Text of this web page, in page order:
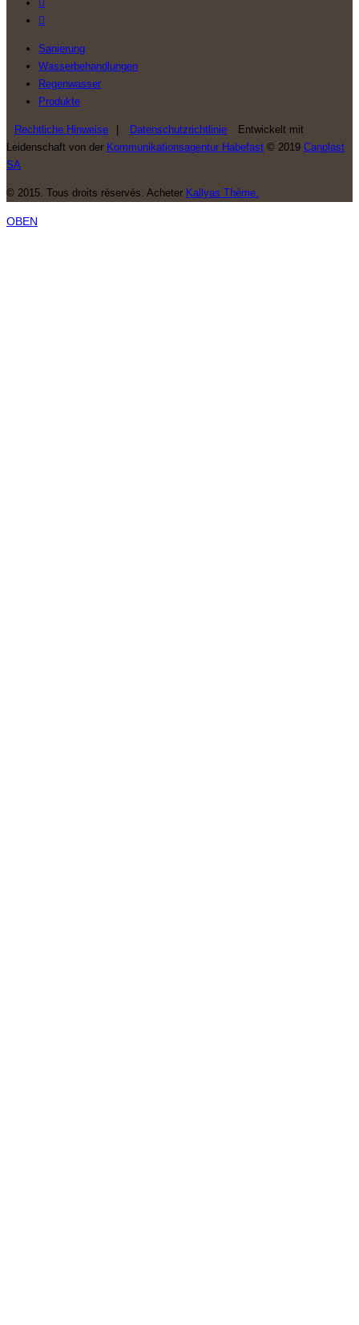
Sanierung
Wasserbehandlungen
Regenwasser
Produkte
Rechtliche Hinweise Datenschutzrichtlinie
Entwickelt mit
Leidenschaft von der Kommunikationsagentur Habefast © 2019 Canplast
SA
© 2015. Tous droits réservés. Acheter Kallyas Thème.
OBEN